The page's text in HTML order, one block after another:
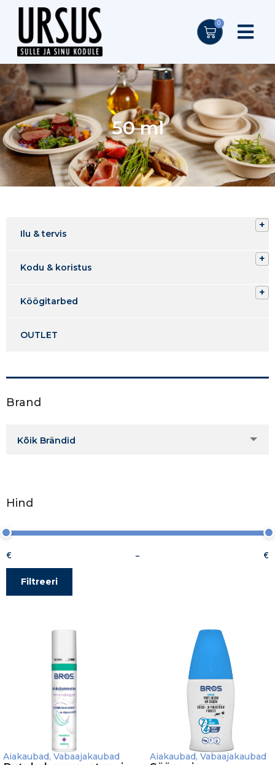
0
50 ml
Ilu & tervis
Kodu & koristus
Köögitarbed
OUTLET
Brand
Kõik Brändid
Hind
Filtreeri
–
Aiakaubad, Vabaajakaubad Aiakaubad, Vabaajakaubad